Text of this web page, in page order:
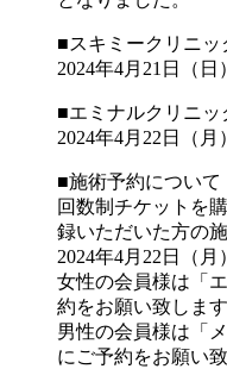
■スキミークリニッ
2024年4月21日（日）
■エミナルクリニッ
2024年4月22日（月）
■施術予約について
回数制チケットを
録いただいた方の
2024年4月22日（月
女性の会員様は「
約をお願い致します
男性の会員様は「
にご予約をお願い致